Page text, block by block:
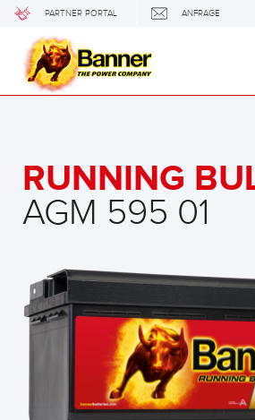
PARTNER PORTAL ANFRAGE
RUNNING
AGM 595 01